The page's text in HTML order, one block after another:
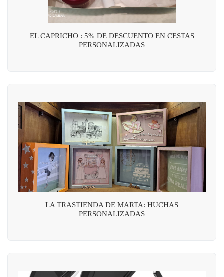
EL CAPRICHO : 5% DE DESCUENTO EN CESTAS
PERSONALIZADAS
LA TRASTIENDA DE MARTA: HUCHAS
PERSONALIZADAS